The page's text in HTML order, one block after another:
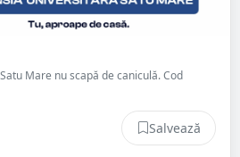
Satu Mare nu scapă de caniculă. Cod
Salvează